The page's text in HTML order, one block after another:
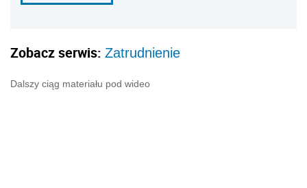
Zobacz serwis: Zatrudnienie
Dalszy ciąg materiału pod wideo